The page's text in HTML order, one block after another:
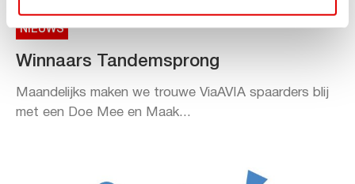
NIEUWS
Winnaars Tandemsprong
Maandelijks maken we trouwe ViaAVIA spaarders blij
met een Doe Mee en Maak...